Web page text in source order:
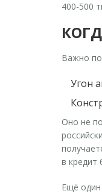
400-500
Важно
Угон
Оно не
в кредит
Ещё один